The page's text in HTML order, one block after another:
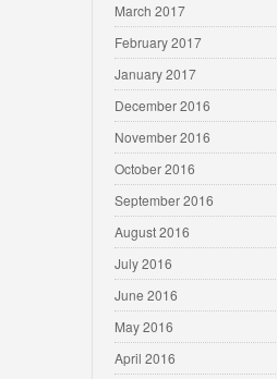
March 2017
February 2017
January 2017
December 2016
November 2016
October 2016
September 2016
August 2016
July 2016
June 2016
May 2016
April 2016